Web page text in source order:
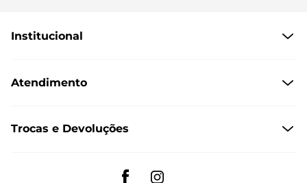
Institucional
Políticas de Privacidade
Formas de Entrega
Regulamento de Promoções
Atendimento
Fale conosco pelo WhatsApp
Trocas e Devoluções